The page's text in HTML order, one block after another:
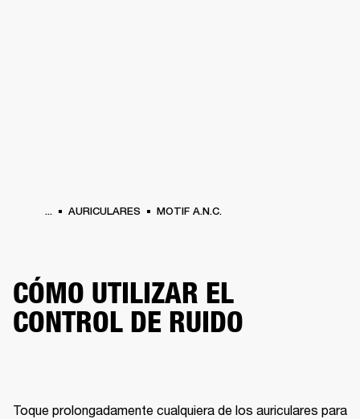
... AURICULARES MOTIF A.N.C.
CÓMO UTILIZAR EL
CONTROL DE RUIDO
Toque prolongadamente cualquiera de los auriculares para